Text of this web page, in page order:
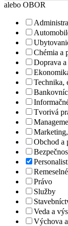
alebo OBOR
Chémia a
Doprava
Technika,
Tvorivá
Obchod a
Právo
Služby
Veda a
Výchova